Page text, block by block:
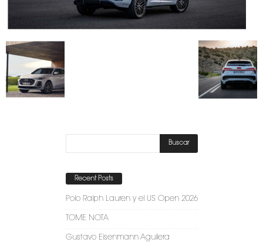
Recent Posts
Polo Ralph Lauren y el US Open 2026
TOME NOTA
Gustavo Eisenmann Aguilera